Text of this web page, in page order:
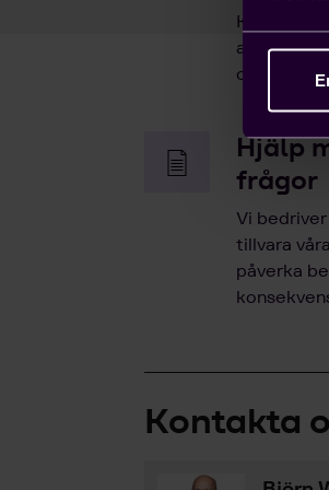
anställa
ordna
Hjälp
frågor
Vi
tillvara
påverka
Kontakta